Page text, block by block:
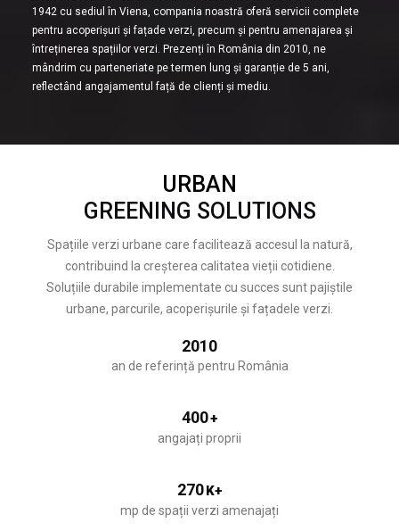
1942 cu sediul în Viena, compania noastră oferă servicii complete
pentru acoperișuri și fațade verzi, precum și pentru amenajarea și
întreținerea spațiilor verzi. Prezenți în România din 2010, ne
mândrim cu parteneriate pe termen lung și garanție de 5 ani,
reflectând angajamentul față de clienți și mediu.
URBAN
GREENING SOLUTIONS
Spațiile verzi urbane care facilitează accesul la natură,
contribuind la creșterea calitatea vieții cotidiene.
Soluțiile durabile implementate cu succes sunt pajiștile
urbane, parcurile, acoperișurile și fațadele verzi.
2010
an de referință pentru România
400+
angajați proprii
270K+
mp de spații verzi amenajați